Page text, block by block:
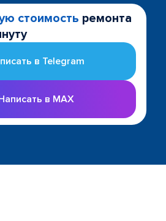
стоимость ремонта
в Telegram
в MAX